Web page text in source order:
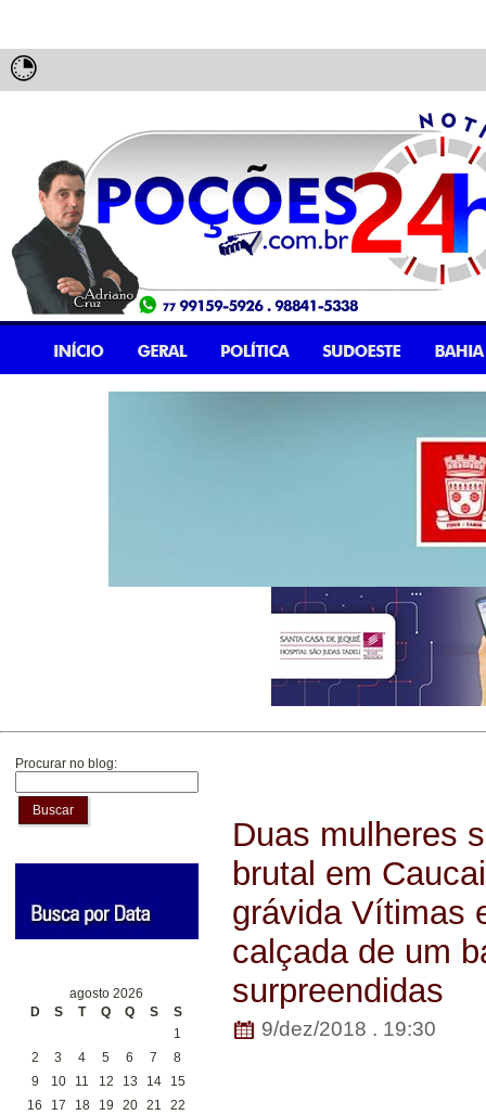
Procurar no blog:
Buscar
agosto 2026
D
S T Q Q S
S
1
2
3 4 5 6 7
8
9
10 11 12 13 14
15
16
17 18 19 20 21
22
Duas mulheres
brutal em
grávida Vítimas
calçada de um
surpreendidas
9/dez/2018 . 19:30